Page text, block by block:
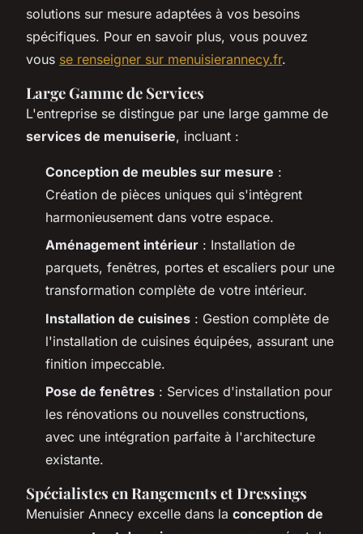
solutions sur mesure adaptées à vos besoins
spécifiques. Pour en savoir plus, vous pouvez
vous se renseigner sur menuisierannecy.fr.
Large Gamme de Services
L'entreprise se distingue par une large gamme de
services de menuiserie, incluant :
Conception de meubles sur mesure :
Création de pièces uniques qui s'intègrent
harmonieusement dans votre espace.
Aménagement intérieur : Installation de
parquets, fenêtres, portes et escaliers pour une
transformation complète de votre intérieur.
Installation de cuisines : Gestion complète de
l'installation de cuisines équipées, assurant une
finition impeccable.
Pose de fenêtres : Services d'installation pour
les rénovations ou nouvelles constructions,
avec une intégration parfaite à l'architecture
existante.
Spécialistes en Rangements et Dressings
Menuisier Annecy excelle dans la conception de